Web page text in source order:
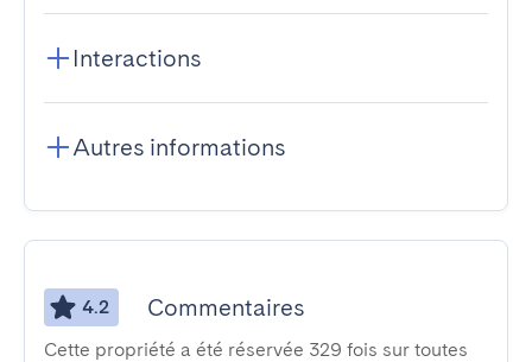
Interactions
Autres informations
4.2 Commentaires
Cette propriété a été réservée 329 fois sur toutes